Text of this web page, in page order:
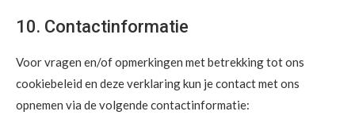
10. Contactinformatie
Voor vragen en/of opmerkingen met betrekking tot ons
cookiebeleid en deze verklaring kun je contact met ons
opnemen via de volgende contactinformatie: